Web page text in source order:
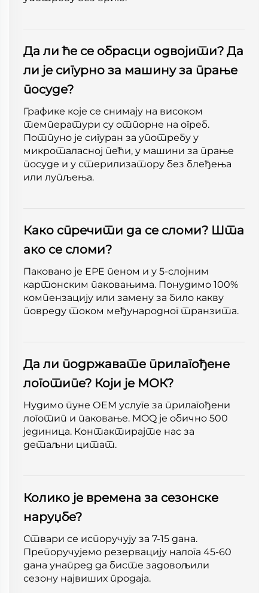
Да ли ће се обрасци одвојити? Да
ли је сигурно за машину за прање
посуде?
Графике које се снимају на високом
температури су отпорне на огреб.
Потпуно је сигуран за употребу у
микроталасној пећи, у машини за прање
посуде и у стерилизатору без блеђења
или лупљења.
Како спречити да се сломи? Шта
ако се сломи?
Паковано је EPE пеном и у 5-слојним
картонским паковањима. Понудимо 100%
компензацију или замену за било какву
повреду током међународног транзита.
Да ли подржавате прилагођене
логотипе? Који је МОК?
Нудимо пуне ОЕМ услуге за прилагођени
логотип и паковање. MOQ је обично 500
јединица. Контактирајте нас за
детаљни цитат.
Колико је времена за сезонске
наруџбе?
Ствари се испоручују за 7-15 дана.
Препоручујемо резервацију налога 45-60
дана унапред да бисте задовољили
сезону највиших продаја.